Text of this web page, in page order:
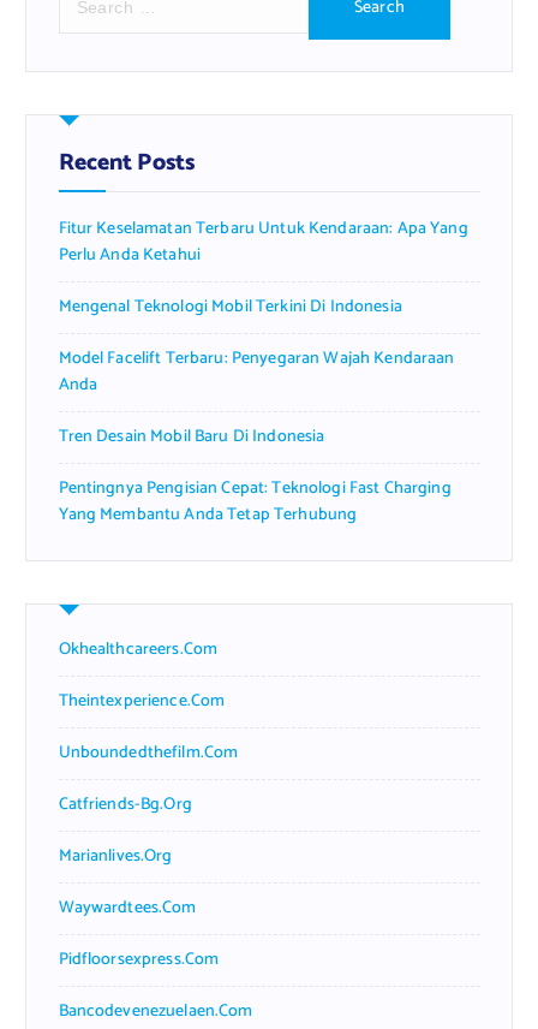
r
h
f
o
:
Recent Posts
Fitur Keselamatan Terbaru Untuk Kendaraan: Apa Yang
Perlu Anda Ketahui
Mengenal Teknologi Mobil Terkini Di Indonesia
Model Facelift Terbaru: Penyegaran Wajah Kendaraan
Anda
Tren Desain Mobil Baru Di Indonesia
Pentingnya Pengisian Cepat: Teknologi Fast Charging
Yang Membantu Anda Tetap Terhubung
Okhealthcareers.com
Theintexperience.com
Unboundedthefilm.com
Catfriends-Bg.org
Marianlives.org
Waywardtees.com
Pidfloorsexpress.com
Bancodevenezuelaen.com